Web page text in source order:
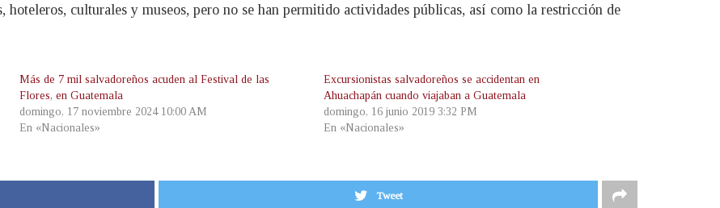
hoteleros, culturales y museos, pero no se han permitido actividades públicas, así como la restricción de
Más de 7 mil salvadoreños acuden al Festival de las
Flores, en Guatemala
domingo, 17 noviembre 2024 10:00 AM
En «Nacionales»
Excursionistas salvadoreños se accidentan en
Ahuachapán cuando viajaban a Guatemala
domingo, 16 junio 2019 3:32 PM
En «Nacionales»
Tweet